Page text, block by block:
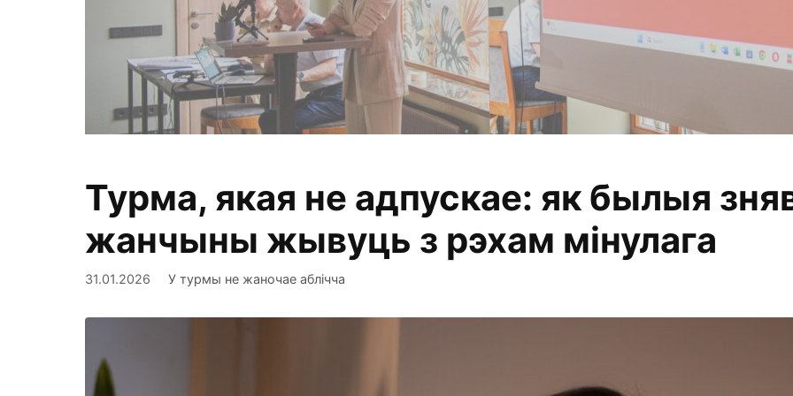
Фіксуем, аналізуем, змяняем
Турма, якая не адпускае: як былыя
жанчыны жывуць з рэхам мінулага
31.01.2026 У турмы не жаночае аблічча